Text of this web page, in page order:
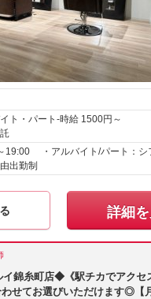
ト・パート-時給 1500円～
19:00 ・アルバイト/パート：シ
出勤制
詳細
錦糸町店◆《駅チカでアクセ
せてお選びいただけます◎【